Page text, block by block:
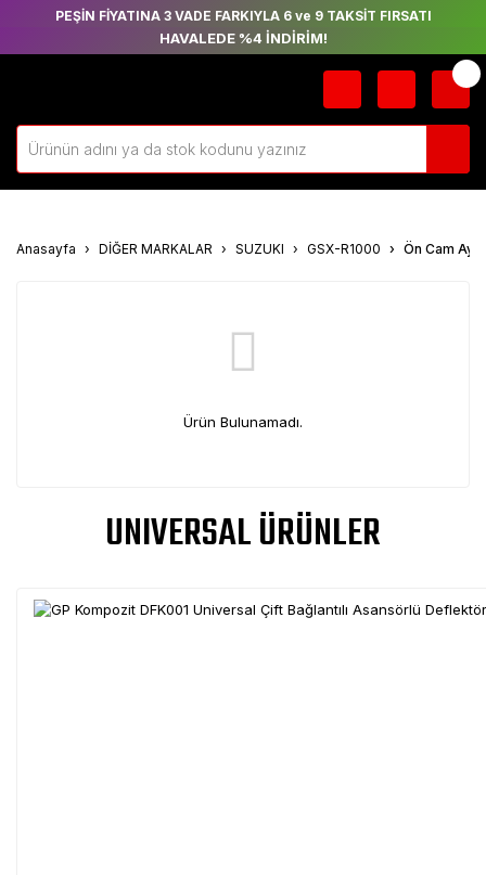
PEŞİN FİYATINA 3 VADE FARKIYLA 6 ve 9 TAKSİT FIRSATI
HAVALEDE %4 İNDİRİM!
Anasayfa DİĞER MARKALAR SUZUKI GSX-R1000 Ön Cam
Ürün Bulunamadı.
UNIVERSAL ÜRÜNLER